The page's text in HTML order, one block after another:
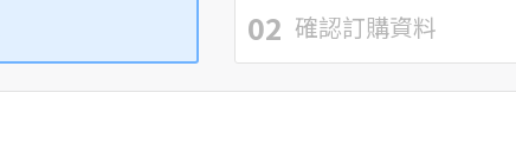
02 確認訂購資料